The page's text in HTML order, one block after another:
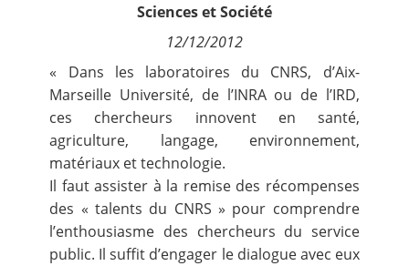
Nous suivre
Sciences et Société
12/12/2012
« Dans les laboratoires du CNRS, d’Aix-
Marseille Université, de l’INRA ou de l’IRD,
ces chercheurs innovent en santé,
agriculture, langage, environnement,
matériaux et technologie.
Il faut assister à la remise des récompenses
des « talents du CNRS » pour comprendre
l’enthousiasme des chercheurs du service
public. Il suffit d’engager le dialogue avec eux